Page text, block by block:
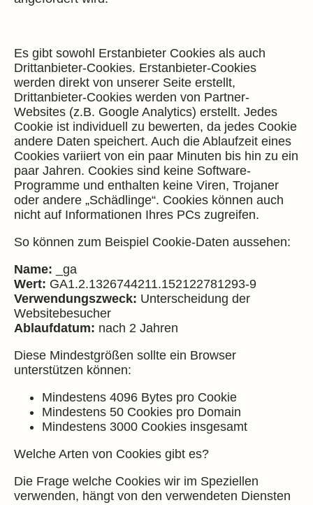
Es gibt sowohl Erstanbieter Cookies als auch
Drittanbieter-Cookies. Erstanbieter-Cookies
werden direkt von unserer Seite erstellt,
Drittanbieter-Cookies werden von Partner-
Websites (z.B. Google Analytics) erstellt. Jedes
Cookie ist individuell zu bewerten, da jedes Cookie
andere Daten speichert. Auch die Ablaufzeit eines
Cookies variiert von ein paar Minuten bis hin zu ein
paar Jahren. Cookies sind keine Software-
Programme und enthalten keine Viren, Trojaner
oder andere „Schädlinge“. Cookies können auch
nicht auf Informationen Ihres PCs zugreifen.
So können zum Beispiel Cookie-Daten aussehen:
Name: _ga
Wert: GA1.2.1326744211.152122781293-9
Verwendungszweck: Unterscheidung der
Websitebesucher
Ablaufdatum: nach 2 Jahren
Diese Mindestgrößen sollte ein Browser
unterstützen können:
Mindestens 4096 Bytes pro Cookie
Mindestens 50 Cookies pro Domain
Mindestens 3000 Cookies insgesamt
Welche Arten von Cookies gibt es?
Die Frage welche Cookies wir im Speziellen
verwenden, hängt von den verwendeten Diensten